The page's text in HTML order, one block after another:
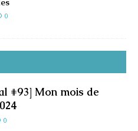
0
#93] Mon mois de
0